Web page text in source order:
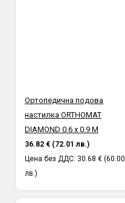
Ортопедична подова
настилка ORTHOMAT
DIAMOND 0.6 х 0.9 M
36.82 € (72.01 лв.)
Цена без ДДС: 30.68 € (60.00
лв.)